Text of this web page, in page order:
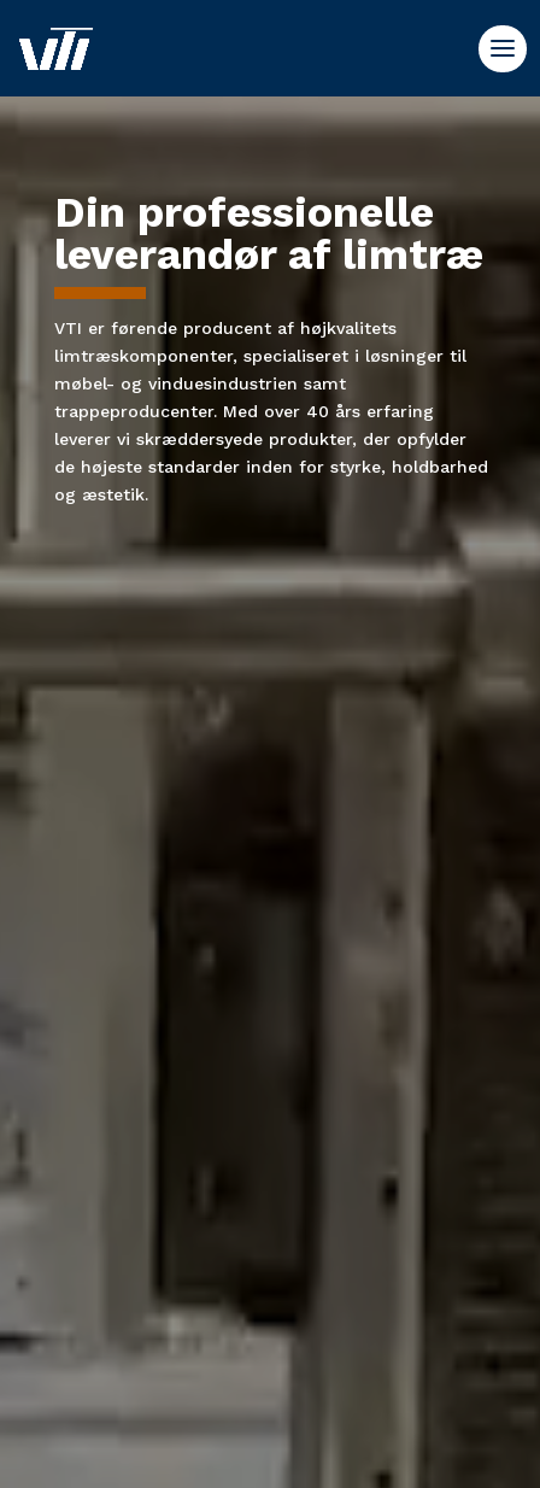
Videoafspiller
Videoafspiller
Din professionelle
leverandør af limtræ
VTI er førende producent af højkvalitets
limtræskomponenter, specialiseret i løsninger til
møbel- og vinduesindustrien samt
trappeproducenter. Med over 40 års erfaring
leverer vi skræddersyede produkter, der opfylder
de højeste standarder inden for styrke, holdbarhed
og æstetik.